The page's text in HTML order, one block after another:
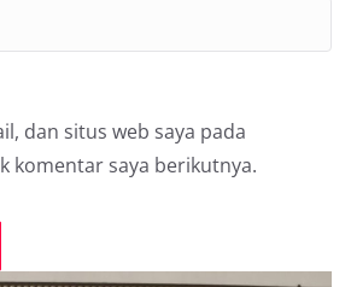
dan situs web saya pada
komentar saya berikutnya.